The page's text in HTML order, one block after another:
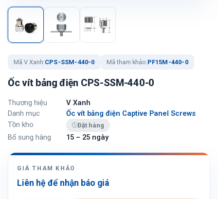
Mã V Xanh:CPS-SSM-440-0 Mã tham khảo:PF15M-440-0
Ốc vít bảng điện CPS-SSM-440-0
Thương hiệu
V Xanh
Danh mục
Ốc vít bảng điện Captive Panel Screws
Tồn kho
Đặt hàng
Bổ sung hàng 15 – 25 ngày
GIÁ THAM KHẢO
Liên hệ để nhận báo giá